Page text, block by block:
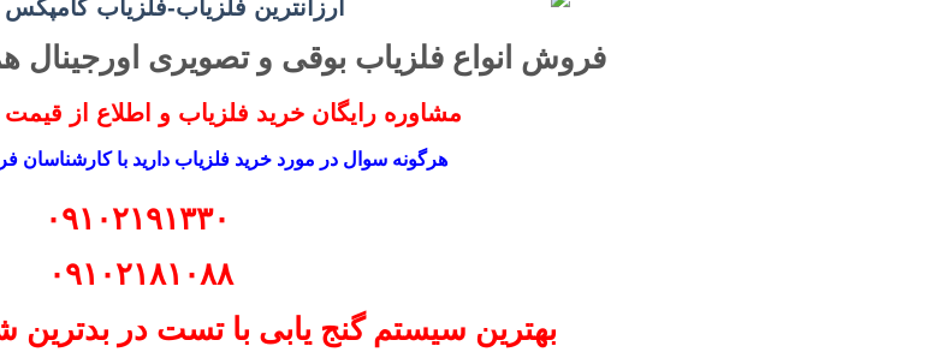
فروش انواع فلزیاب بوقی و تصویری
مشاوره رایگان خرید فلزیاب و اطلاع از
هرگونه سوال در مورد خرید فلزیاب دارید با کارشناسان
۰۹۱۰۲۱۹۱۳۳۰
۰۹۱۰۲۱۸۱۰۸۸
بهترین سیستم گنج یابی با تست در